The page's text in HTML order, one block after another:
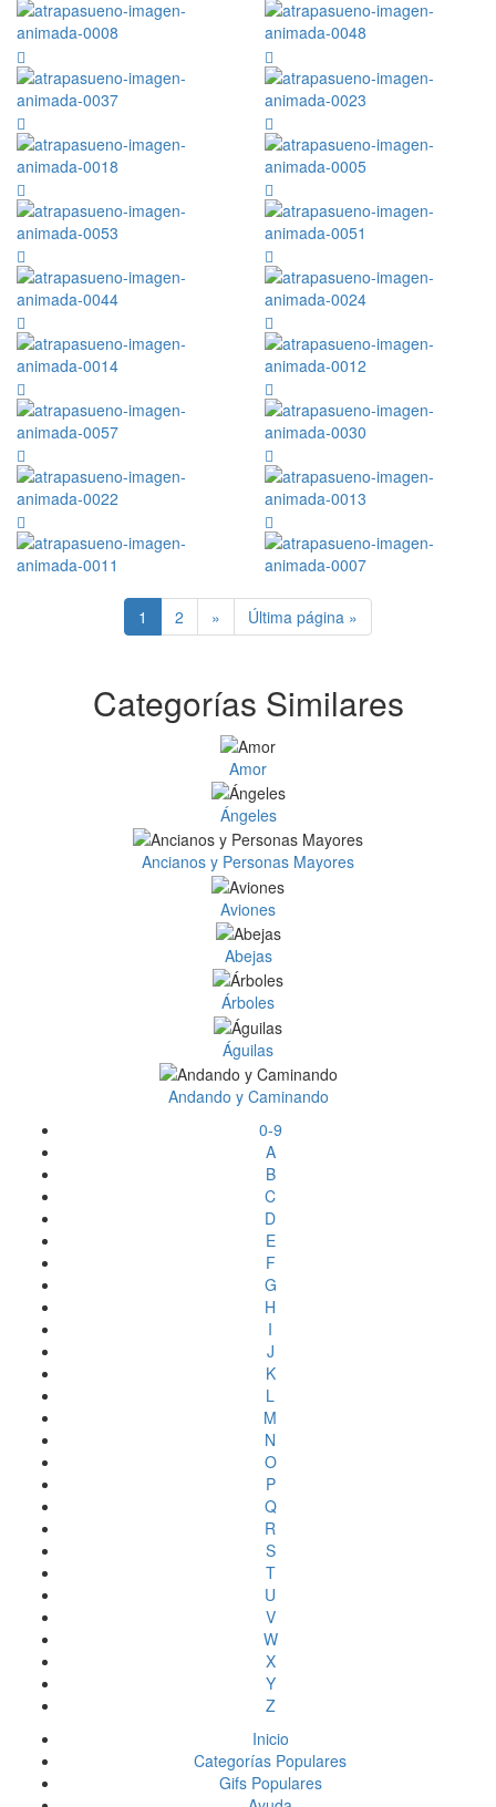
1 2 » Última página »
Categorías Similares
Amor
Ángeles
Ancianos y Personas Mayores
Aviones
Abejas
Árboles
Águilas
Andando y Caminando
0-9
A
B
C
D
E
F
G
H
I
J
K
L
M
N
O
P
Q
R
S
T
U
V
W
X
Y
Z
Inicio
Categorías Populares
Gifs Populares